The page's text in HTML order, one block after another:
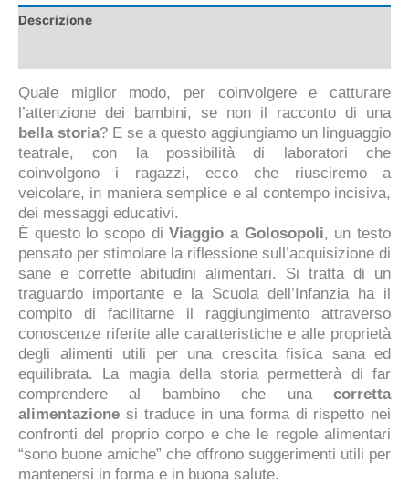
Descrizione
Quale miglior modo, per coinvolgere e catturare
l’attenzione dei bambini, se non il racconto di una
bella storia? E se a questo aggiungiamo un linguaggio
teatrale, con la possibilità di laboratori che
coinvolgono i ragazzi, ecco che riusciremo a
veicolare, in maniera semplice e al contempo incisiva,
dei messaggi educativi.
È questo lo scopo diViaggio a Golosopoli, un testo
pensato per stimolare la riflessione sull’acquisizione di
sane e corrette abitudini alimentari. Si tratta di un
traguardo importante e la Scuola dell’Infanzia ha il
compito di facilitarne il raggiungimento attraverso
conoscenze riferite alle caratteristiche e alle proprietà
degli alimenti utili per una crescita fisica sana ed
equilibrata. La magia della storia permetterà di far
comprendere al bambino che una corretta
alimentazione si traduce in una forma di rispetto nei
confronti del proprio corpo e che le regole alimentari
“sono buone amiche” che offrono suggerimenti utili per
mantenersi in forma e in buona salute.